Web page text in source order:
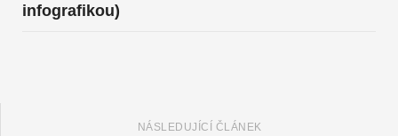
infografikou)
NÁSLEDUJÍCÍ ČLÁNEK